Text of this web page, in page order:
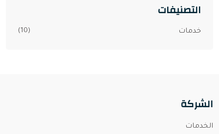
التصنيفات
خدمات (10)
الشركة
الخدمات